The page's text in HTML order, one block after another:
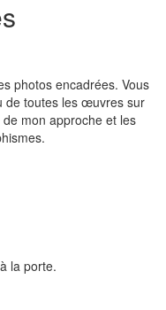
photos encadrées. Vous
de toutes les œuvres sur
mon approche et les
la porte.